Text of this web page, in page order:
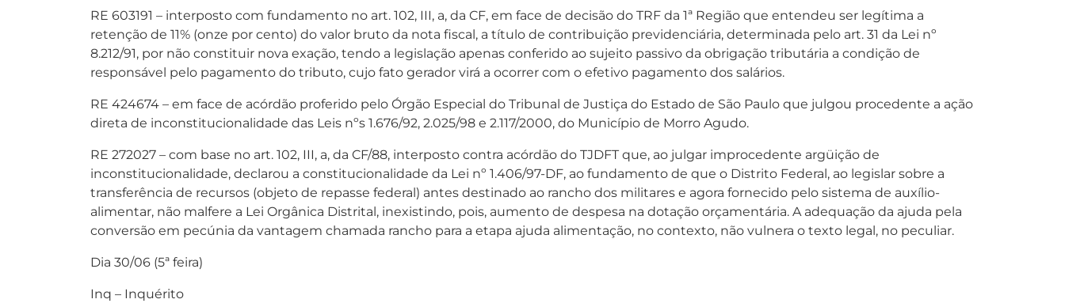
RE 603191 – interposto com fundamento no art. 102, III, a, da CF, em face de decisão do TRF da 1ª Região que entendeu ser legítima a
retenção de 11% (onze por cento) do valor bruto da nota fiscal, a título de contribuição previdenciária, determinada pelo art. 31 da Lei nº
8.212/91, por não constituir nova exação, tendo a legislação apenas conferido ao sujeito passivo da obrigação tributária a condição de
responsável pelo pagamento do tributo, cujo fato gerador virá a ocorrer com o efetivo pagamento dos salários.
RE 424674 – em face de acórdão proferido pelo Órgão Especial do Tribunal de Justiça do Estado de São Paulo que julgou procedente a ação
direta de inconstitucionalidade das Leis nºs 1.676/92, 2.025/98 e 2.117/2000, do Município de Morro Agudo.
RE 272027 – com base no art. 102, III, a, da CF/88, interposto contra acórdão do TJDFT que, ao julgar improcedente argüição de
inconstitucionalidade, declarou a constitucionalidade da Lei nº 1.406/97-DF, ao fundamento de que o Distrito Federal, ao legislar sobre a
transferência de recursos (objeto de repasse federal) antes destinado ao rancho dos militares e agora fornecido pelo sistema de auxílio-
alimentar, não malfere a Lei Orgânica Distrital, inexistindo, pois, aumento de despesa na dotação orçamentária. A adequação da ajuda pela
conversão em pecúnia da vantagem chamada rancho para a etapa ajuda alimentação, no contexto, não vulnera o texto legal, no peculiar.
Dia 30/06 (5ª feira)
Inq – Inquérito